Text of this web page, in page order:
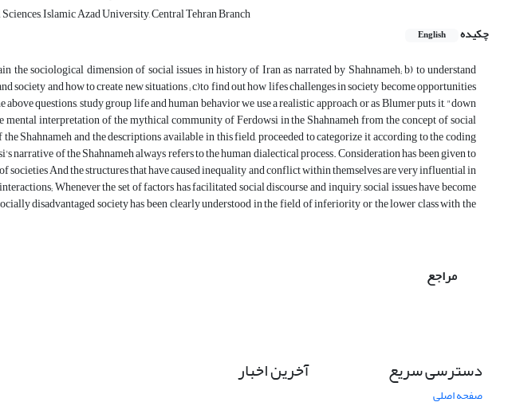
Islamic Azad University, Central Tehran Branch
چکیده
English
the sociological dimension of social issues in history of Iran as narrated by Shahnameh; b) to understand
society and how to create new situations ; c)to find out how lifes challenges in society become opportunities
questions, study group life and human behavior we use a realistic approach, or as Blumer puts it, "down
mental interpretation of the mythical community of Ferdowsi in the Shahnameh from the concept of social
Shahnameh and the descriptions available in this field, proceeded to categorize it according to the coding
narrative of the Shahnameh always refers to the human dialectical process. Consideration has been given to
societies And the structures that have caused inequality and conflict within themselves are very influential in
Whenever the set of factors has facilitated social discourse and inquiry, social issues have become
disadvantaged society has been clearly understood in the field of inferiority or the lower class with the
مراجع
دسترسی سریع
صفحه اصلی
آخرین اخبار